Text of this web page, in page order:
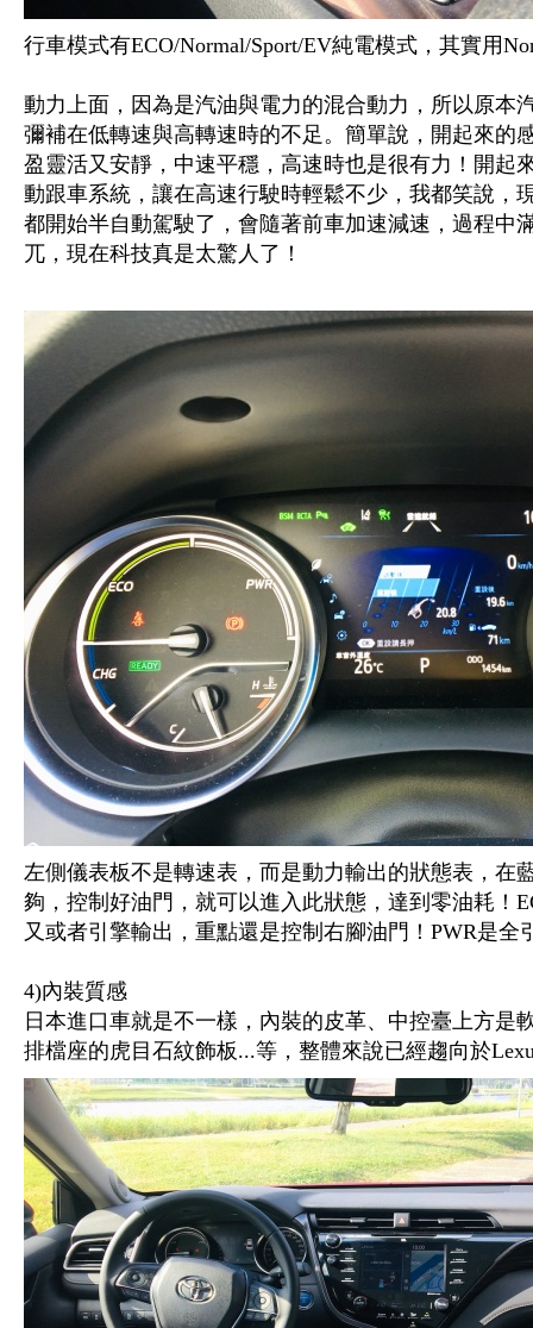
行車模式有ECO/Normal/Sport/EV純電模式，其實用
動力上面，因為是汽油與電力的混合動力，所以原本
彌補在低轉速與高轉速時的不足。簡單說，開起來的
盈靈活又安靜，中速平穩，高速時也是很有力！開起
動跟車系統，讓在高速行駛時輕鬆不少，我都笑說，
都開始半自動駕駛了，會隨著前車加速減速，過程中
兀，現在科技真是太驚人了！
左側儀表板不是轉速表，而是動力輸出的狀態表，在
夠，控制好油門，就可以進入此狀態，達到零油耗！
又或者引擎輸出，重點還是控制右腳油門！PWR是全
4)內裝質感
日本進口車就是不一樣，內裝的皮革、中控臺上方是
排檔座的虎目石紋飾板...等，整體來說已經趨向於